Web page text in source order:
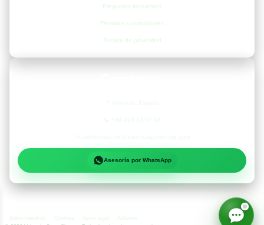
Preguntas frecuentes
Términos y condiciones
Política de privacidad
Asesoría por WhatsApp
Sobre nosotros Cookies Aviso legal
Afiliados